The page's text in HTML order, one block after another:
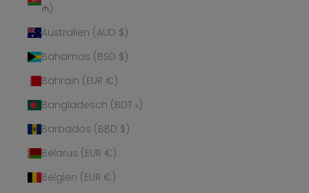
₼)
Australien (AUD $)
Bahamas (BSD $)
Bahrain (EUR €)
Bangladesch (BDT ৳)
Barbados (BBD $)
Belarus (EUR €)
Belgien (EUR €)